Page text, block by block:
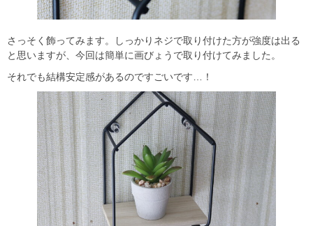
さっそく飾ってみます。しっかりネジで取り付けた方が強度は出る
と思いますが、今回は簡単に画びょうで取り付けてみました。
それでも結構安定感があるのですごいです…！